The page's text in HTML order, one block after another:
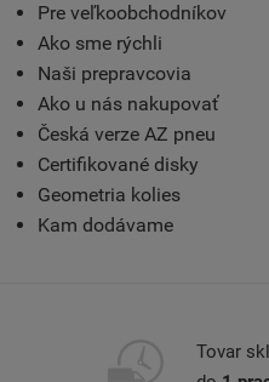
Pre veľkoobchodníkov
Ako sme rýchli
Naši prepravcovia
Ako u nás nakupovať
Česká verze AZ pneu
Certifikované disky
Geometria kolies
Kam dodávame
Tovar